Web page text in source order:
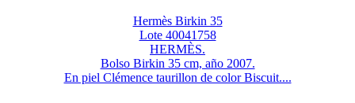
Hermès Birkin 35
Lote 40041758
HERMÈS.
Bolso Birkin 35 cm, año 2007.
En piel Clémence taurillon de color Biscuit....